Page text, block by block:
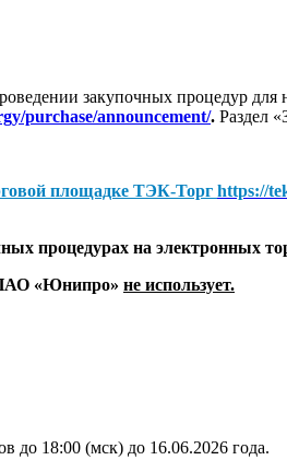
закупочных процедур
purchase/announcement/. Раздел
площадке ТЭК-Торг https://
процедурах на электронных
ПАО «Юнипро» не использует.
до 18:00 (мск) до 16.06.2026 года.